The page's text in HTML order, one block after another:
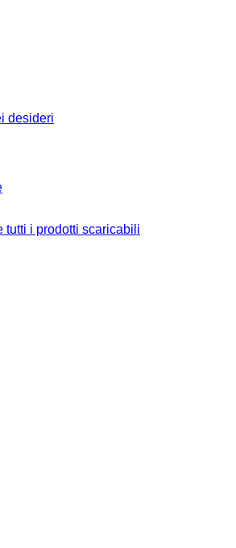
desideri
tutti i prodotti scaricabili